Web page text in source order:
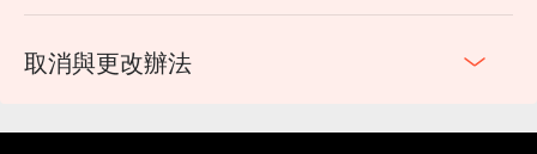
取消與更改辦法